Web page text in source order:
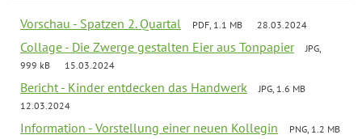
Vorschau - Spatzen 2. Quartal PDF, 1.1 MB 28.03.2024
Collage - Die Zwerge gestalten Eier aus Tonpapier
JPG,
999 kB
15.03.2024
Bericht - Kinder entdecken das Handwerk
JPG, 1.6 MB
12.03.2024
Information - Vorstellung einer neuen Kollegin
PNG, 1.2 MB